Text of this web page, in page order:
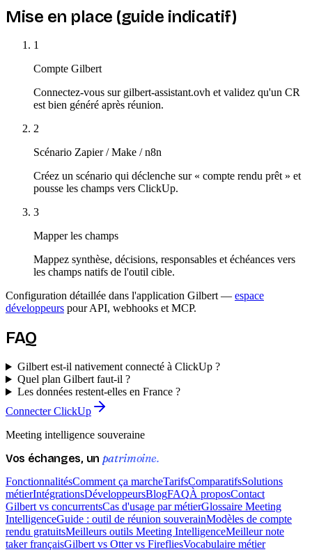
Mise en place (guide indicatif)
1
Compte Gilbert
Connectez-vous sur gilbert-assistant.ovh et validez qu'un CR
est bien généré après réunion.
2
Scénario Zapier / Make / n8n
Créez un scénario qui déclenche sur « compte rendu prêt » et
pousse les champs vers ClickUp.
3
Mapper les champs
Mappez synthèse, décisions, responsables et échéances vers
les champs natifs de l'outil cible.
Configuration détaillée dans l'application Gilbert — espace
développeurs pour API, webhooks et MCP.
FAQ
Gilbert est-il nativement connecté à ClickUp ?
Quel plan Gilbert faut-il ?
Les données restent-elles en France ?
Connecter ClickUp
Meeting intelligence souveraine
Vos échanges, un patrimoine.
FonctionnalitésComment ça marcheTarifsComparatifsSolutions
métierIntégrationsDéveloppeursBlogFAQÀ proposContact
Gilbert vs concurrentsCas d'usage par métierGlossaire Meeting
IntelligenceGuide : outil de réunion souverainModèles de compte
rendu gratuitsMeilleurs outils Meeting IntelligenceMeilleur note
taker françaisGilbert vs Otter vs FirefliesVocabulaire métier